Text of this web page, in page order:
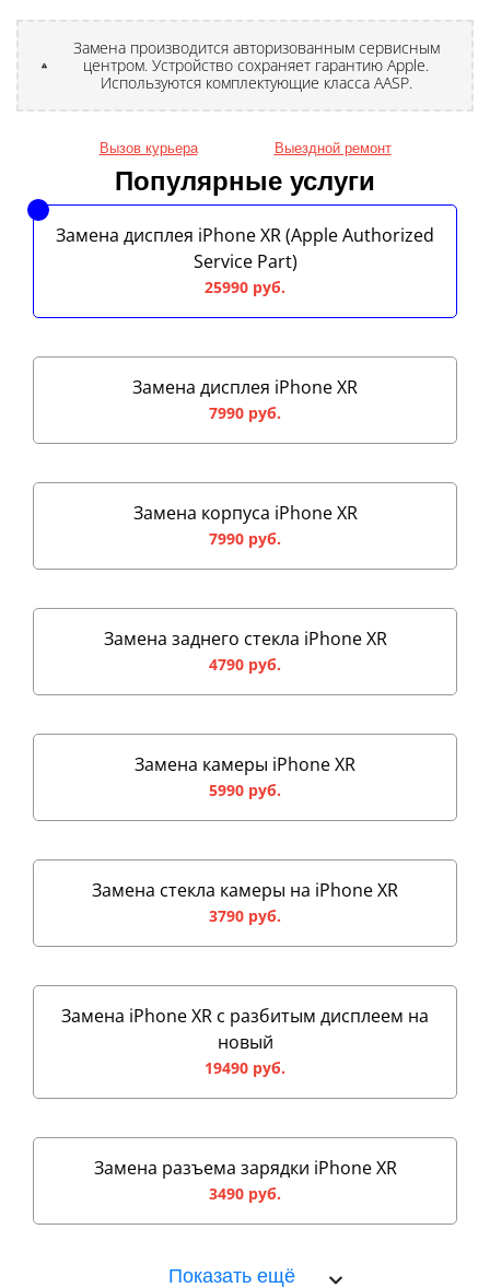
Замена производится авторизованным сервисным
центром. Устройство сохраняет гарантию Apple.
Используются комплектующие класса AASP.
Вызов курьера Выездной ремонт
Популярные услуги
Замена дисплея iPhone XR (Apple Authorized
Service Part)
25990 руб.
Замена дисплея iPhone XR
7990 руб.
Замена корпуса iPhone XR
7990 руб.
Замена заднего стекла iPhone XR
4790 руб.
Замена камеры iPhone XR
5990 руб.
Замена стекла камеры на iPhone XR
3790 руб.
Замена iPhone XR с разбитым дисплеем на
новый
19490 руб.
Замена разъема зарядки iPhone XR
3490 руб.
Показать ещё